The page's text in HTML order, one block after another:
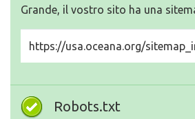
Grande, il vostro sito ha una
https://usa.oceana.org/
Robots.txt